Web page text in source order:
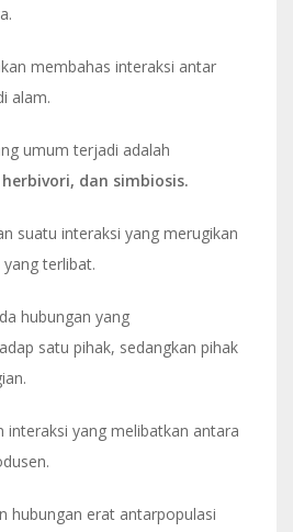
membahas interaksi antar
alam.
umum terjadi adalah
dan simbiosis.
suatu interaksi yang merugikan
terlibat.
hubungan yang
satu pihak, sedangkan pihak
interaksi yang melibatkan antara
hubungan erat antarpopulasi